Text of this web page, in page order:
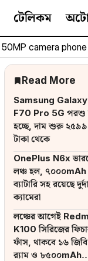
টেলিকম
50MP camera phone
Read More
Samsung Galaxy
F70 Pro 5G পরশু
হচ্ছে, দাম শুরু
টাকা থেকে
OnePlus N6x
লঞ্চ হল, ৭০০০mAh
ব্যাটারি সহ রয়েছে
ক্যামেরা
লঞ্চের আগেই
K100 সিরিজের
ফাঁস, থাকবে ১৬ জিবি
র‌্যাম ও ৮৫০০mAh